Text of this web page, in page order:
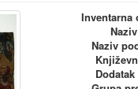
Inventarna
Naziv